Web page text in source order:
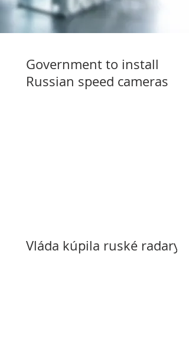
Government to install
Russian speed cameras
Vláda kúpila ruské radary